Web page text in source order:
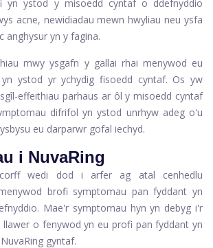
yn ystod y misoedd cyntaf o ddefnyddio
acne, newidiadau mewn hwyliau neu ysfa
anghysur yn y fagina.
mwy ysgafn y gallai rhai menywod eu
ystod yr ychydig fisoedd cyntaf. Os yw
effeithiau parhaus ar ôl y misoedd cyntaf
difrifol yn ystod unrhyw adeg o'u
eu darparwr gofal iechyd.
i NuvaRing
wedi dod i arfer ag atal cenhedlu
brofi symptomau pan fyddant yn
Mae'r symptomau hyn yn debyg i'r
o fenywod yn eu profi pan fyddant yn
gyntaf.